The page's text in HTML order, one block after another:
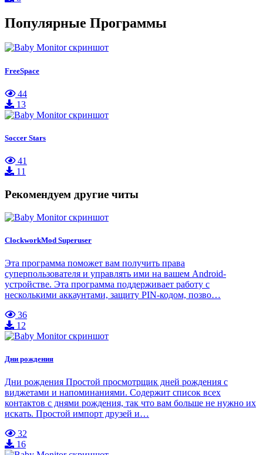
Популярные Программы
FreeSpace
44
13
Soccer Stars
41
11
Рекомендуем другие читы
ClockworkMod Superuser
Эта программа поможет вам получить права
суперпользователя и управлять ими на вашем Android-
устройстве. Эта программа поддерживает работу с
несколькими аккаунтами, защиту PIN-кодом, позво…
36
12
Дни рождения
Дни рождения Простой просмотрщик дней рождения с
виджетами и напоминаниями. Содержит список всех
контактов с днями рождения, так что вам больше не нужно их
искать. Простой импорт друзей и…
32
16